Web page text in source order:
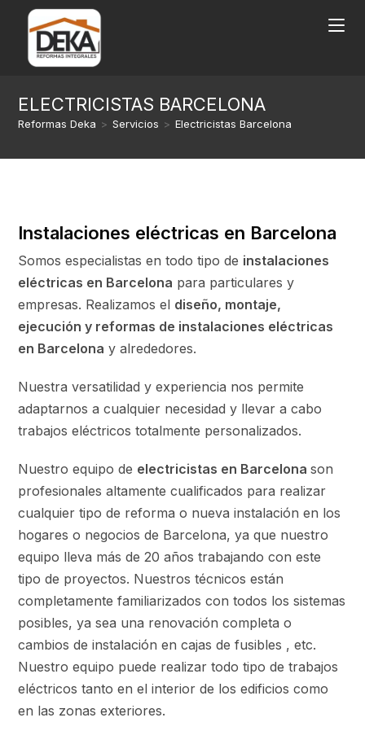
ELECTRICISTAS BARCELONA
Reformas Deka > Servicios > Electricistas Barcelona
Instalaciones eléctricas en Barcelona
Somos especialistas en todo tipo de instalaciones
eléctricas en Barcelona para particulares y
empresas. Realizamos el diseño, montaje,
ejecución y reformas de instalaciones eléctricas
en Barcelona y alrededores.
Nuestra versatilidad y experiencia nos permite
adaptarnos a cualquier necesidad y llevar a cabo
trabajos eléctricos totalmente personalizados.
Nuestro equipo de electricistas en Barcelonason
profesionales altamente cualificados para realizar
cualquier tipo de reforma o nueva instalación en los
hogares o negocios de Barcelona, ya que nuestro
equipo lleva más de 20 años trabajando con este
tipo de proyectos. Nuestros técnicos están
completamente familiarizados con todos los sistemas
posibles, ya sea una renovación completa o
cambios de instalación en cajas de fusibles , etc.
Nuestro equipo puede realizar todo tipo de trabajos
eléctricos tanto en el interior de los edificios como
en las zonas exteriores.